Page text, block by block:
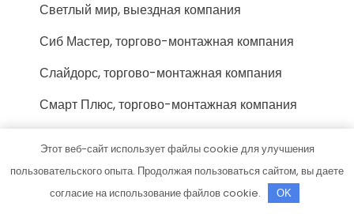
Светлый мир, выездная компания
Сиб Мастер, торгово-монтажная компания
Слайдорс, торгово-монтажная компания
Смарт Плюс, торгово-монтажная компания
Сок-Тольятти люкс, торгово-монтажная
фирма
Этот веб-сайт использует файлы cookie для улучшения
пользовательского опыта. Продолжая пользоваться сайтом, вы даете
согласие на использование файлов cookie.
OK